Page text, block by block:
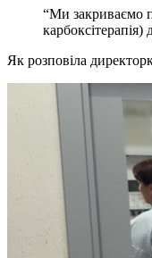
“Ми закриваємо
карбоксітерапія)
Як розповіла